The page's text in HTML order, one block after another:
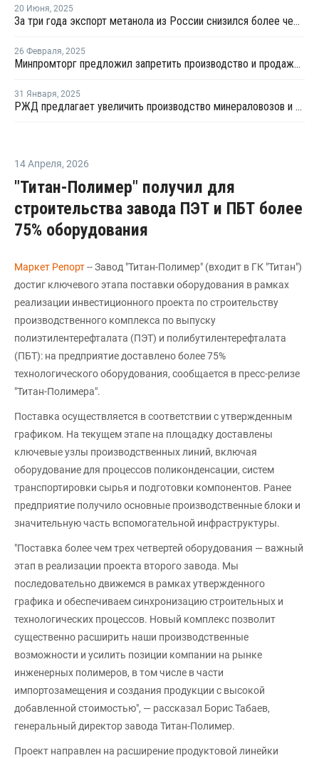
20 Июня, 2025
За три года экспорт метанола из России снизился более чем на треть
26 Февраля, 2025
Минпромторг предложил запретить производство и продажу чистого метанола
31 Января, 2025
РЖД предлагает увеличить производство минераловозов и "бочек" для перевозки метанола
14 Апреля, 2026
"Титан-Полимер" получил для
строительства завода ПЭТ и ПБТ более
75% оборудования
Маркет Репорт-- Завод "Титан-Полимер" (входит в ГК "Титан")
достиг ключевого этапа поставки оборудования в рамках
реализации инвестиционного проекта по строительству
производственного комплекса по выпуску
полиэтилентерефталата (ПЭТ) и полибутилентерефталата
(ПБТ): на предприятие доставлено более 75%
технологического оборудования, сообщается в пресс-релизе
"Титан-Полимера".
Поставка осуществляется в соответствии с утвержденным
графиком. На текущем этапе на площадку доставлены
ключевые узлы производственных линий, включая
оборудование для процессов поликонденсации, систем
транспортировки сырья и подготовки компонентов. Ранее
предприятие получило основные производственные блоки и
значительную часть вспомогательной инфраструктуры.
"Поставка более чем трех четвертей оборудования — важный
этап в реализации проекта второго завода. Мы
последовательно движемся в рамках утвержденного
графика и обеспечиваем синхронизацию строительных и
технологических процессов. Новый комплекс позволит
существенно расширить наши производственные
возможности и усилить позиции компании на рынке
инженерных полимеров, в том числе в части
импортозамещения и создания продукции с высокой
добавленной стоимостью", — рассказал Борис Табаев,
генеральный директор завода Титан-Полимер.
Проект направлен на расширение продуктовой линейки